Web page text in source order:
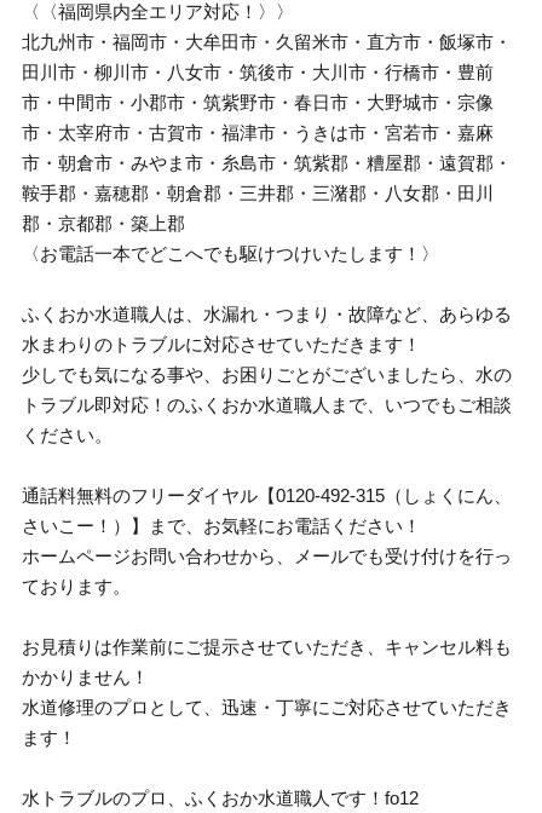
〈〈福岡県内全エリア対応！〉〉
北九州市・福岡市・大牟田市・久留米市・直方市・飯塚市・
田川市・柳川市・八女市・筑後市・大川市・行橋市・豊前
市・中間市・小郡市・筑紫野市・春日市・大野城市・宗像
市・太宰府市・古賀市・福津市・うきは市・宮若市・嘉麻
市・朝倉市・みやま市・糸島市・筑紫郡・糟屋郡・遠賀郡・
鞍手郡・嘉穂郡・朝倉郡・三井郡・三潴郡・八女郡・田川
郡・京都郡・築上郡
〈お電話一本でどこへでも駆けつけいたします！〉
ふくおか水道職人は、水漏れ・つまり・故障など、あらゆる
水まわりのトラブルに対応させていただきます！
少しでも気になる事や、お困りごとがございましたら、水の
トラブル即対応！のふくおか水道職人まで、いつでもご相談
ください。
通話料無料のフリーダイヤル【0120-492-315（しょくにん、
さいこー！）】まで、お気軽にお電話ください！
ホームページお問い合わせから、メールでも受け付けを行っ
ております。
お見積りは作業前にご提示させていただき、キャンセル料も
かかりません！
水道修理のプロとして、迅速・丁寧にご対応させていただき
ます！
水トラブルのプロ、ふくおか水道職人です！fo12